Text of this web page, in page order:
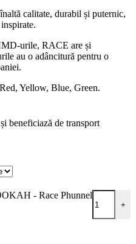
calitate, durabil și puternic,
urile, RACE are și
au o adâncitură pentru o
Yellow, Blue, Green.
beneficiază de transport
- Race Phunnel
+